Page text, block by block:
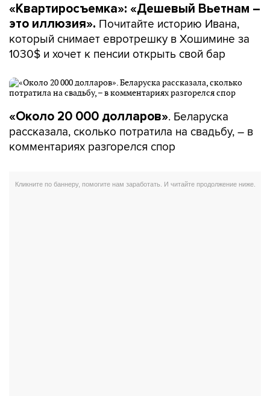
«Квартиросъемка»: «Дешевый Вьетнам –
это иллюзия». Почитайте историю Ивана,
который снимает евротрешку в Хошимине за
1030$ и хочет к пенсии открыть свой бар
«Около 20 000 долларов». Беларуска
рассказала, сколько потратила на свадьбу, – в
комментариях разгорелся спор